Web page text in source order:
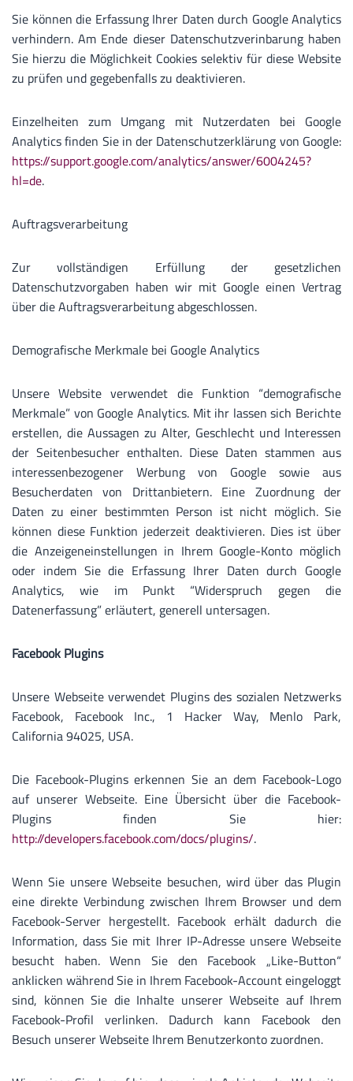
Sie können die Erfassung Ihrer Daten durch Google Analytics
verhindern. Am Ende dieser Datenschutzverinbarung haben
Sie hierzu die Möglichkeit Cookies selektiv für diese Website
zu prüfen und gegebenfalls zu deaktivieren.
Einzelheiten zum Umgang mit Nutzerdaten bei Google
Analytics finden Sie in der Datenschutzerklärung von Google:
https://support.google.com/analytics/answer/6004245?
hl=de.
Auftragsverarbeitung
Zur vollständigen Erfüllung der gesetzlichen
Datenschutzvorgaben haben wir mit Google einen Vertrag
über die Auftragsverarbeitung abgeschlossen.
Demografische Merkmale bei Google Analytics
Unsere Website verwendet die Funktion “demografische
Merkmale” von Google Analytics. Mit ihr lassen sich Berichte
erstellen, die Aussagen zu Alter, Geschlecht und Interessen
der Seitenbesucher enthalten. Diese Daten stammen aus
interessenbezogener Werbung von Google sowie aus
Besucherdaten von Drittanbietern. Eine Zuordnung der
Daten zu einer bestimmten Person ist nicht möglich. Sie
können diese Funktion jederzeit deaktivieren. Dies ist über
die Anzeigeneinstellungen in Ihrem Google-Konto möglich
oder indem Sie die Erfassung Ihrer Daten durch Google
Analytics, wie im Punkt “Widerspruch gegen die
Datenerfassung” erläutert, generell untersagen.
Facebook Plugins
Unsere Webseite verwendet Plugins des sozialen Netzwerks
Facebook, Facebook Inc., 1 Hacker Way, Menlo Park,
California 94025, USA.
Die Facebook-Plugins erkennen Sie an dem Facebook-Logo
auf unserer Webseite. Eine Übersicht über die Facebook-
Plugins finden Sie hier:
http://developers.facebook.com/docs/plugins/.
Wenn Sie unsere Webseite besuchen, wird über das Plugin
eine direkte Verbindung zwischen Ihrem Browser und dem
Facebook-Server hergestellt. Facebook erhält dadurch die
Information, dass Sie mit Ihrer IP-Adresse unsere Webseite
besucht haben. Wenn Sie den Facebook „Like-Button“
anklicken während Sie in Ihrem Facebook-Account eingeloggt
sind, können Sie die Inhalte unserer Webseite auf Ihrem
Facebook-Profil verlinken. Dadurch kann Facebook den
Besuch unserer Webseite Ihrem Benutzerkonto zuordnen.